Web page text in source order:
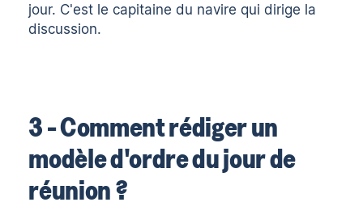
jour. C'est le capitaine du navire qui dirige la
discussion.
3 - Comment rédiger un
modèle d'ordre du jour de
réunion ?